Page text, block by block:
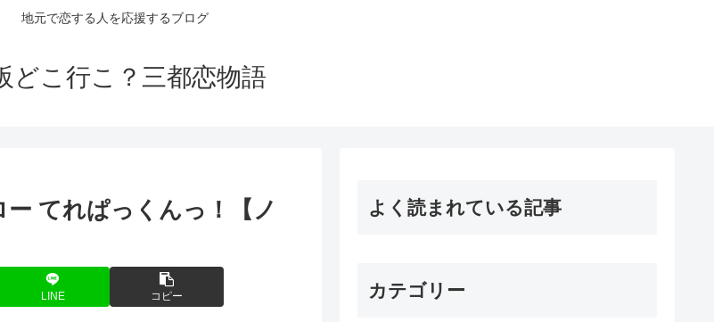
地元で恋する人を応援するブログ
どこ行こ？三都恋物語
ー てれぱっくんっ！【ノ
LINE コピー
よく読まれている記事
カテゴリー